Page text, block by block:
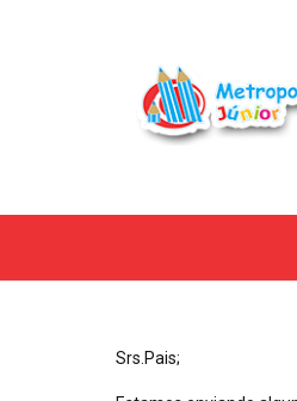
Srs.Pais;